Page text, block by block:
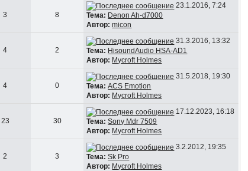
3 8
23.1.2016, 7:24
Тема: Denon Ah-d7000
Автор: micon
4 2
31.3.2016, 13:32
Тема: HisoundAudio HSA-AD1
Автор: Mycroft Holmes
4 0
31.5.2018, 19:30
Тема: ACS Emotion
Автор: Mycroft Holmes
23 30
17.12.2023, 16:18
Тема: Sony Mdr 7509
Автор: Mycroft Holmes
2 3
3.2.2012, 19:35
Тема: Sk Pro
Автор: Mycroft Holmes